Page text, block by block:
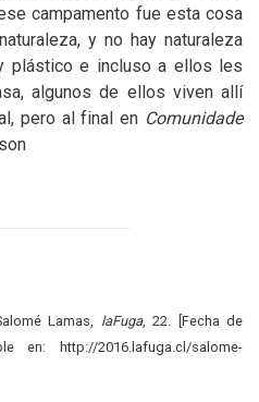
campamento fue esta cosa
y no hay naturaleza
plástico e incluso a ellos les
algunos de ellos viven allí
pero al final en Comunidade
Lamas, laFuga, 22. [Fecha de
en: http://2016.lafuga.cl/salome-